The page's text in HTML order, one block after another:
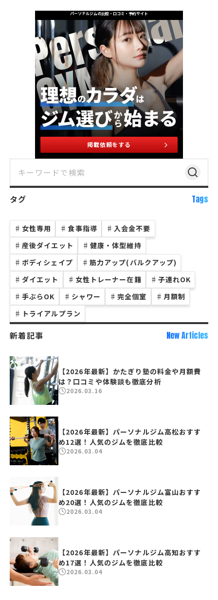
パーソナルジムの比較・口コミ・予約サイト
掲載依頼をする
タグ Tags
♯ 女性専用 ♯ 食事指導 ♯ 入会金不要
♯ 産後ダイエット ♯ 健康・体型維持
♯ ボディシェイプ ♯ 筋力アップ(バルクアップ)
♯ ダイエット ♯ 女性トレーナー在籍 ♯ 子連れOK
♯ 手ぶらOK ♯ シャワー ♯ 完全個室 ♯ 月額制
♯ トライアルプラン
新着記事 New Articles
【2026年最新】かたぎり塾の料金や月額費
は？口コミや体験談も徹底分析
2026.03.16
【2026年最新】パーソナルジム高松おすす
め12選！人気のジムを徹底比較
2026.03.04
【2026年最新】パーソナルジム富山おすす
め20選！人気のジムを徹底比較
2026.03.04
【2026年最新】パーソナルジム高知おすす
め17選！人気のジムを徹底比較
2026.03.04